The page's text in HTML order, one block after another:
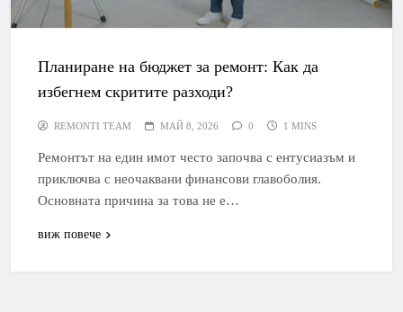
Планиране на бюджет за ремонт: Как да
избегнем скритите разходи?
REMONTI TEAM МАЙ 8, 2026 0 1 MINS
Ремонтът на един имот често започва с ентусиазъм и
приключва с неочаквани финансови главоболия.
Основната причина за това не е…
виж повече